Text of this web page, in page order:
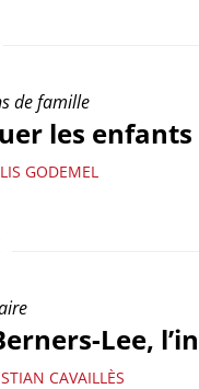
de famille
les
GODEMEL
Lee,
CAVAILLÈS